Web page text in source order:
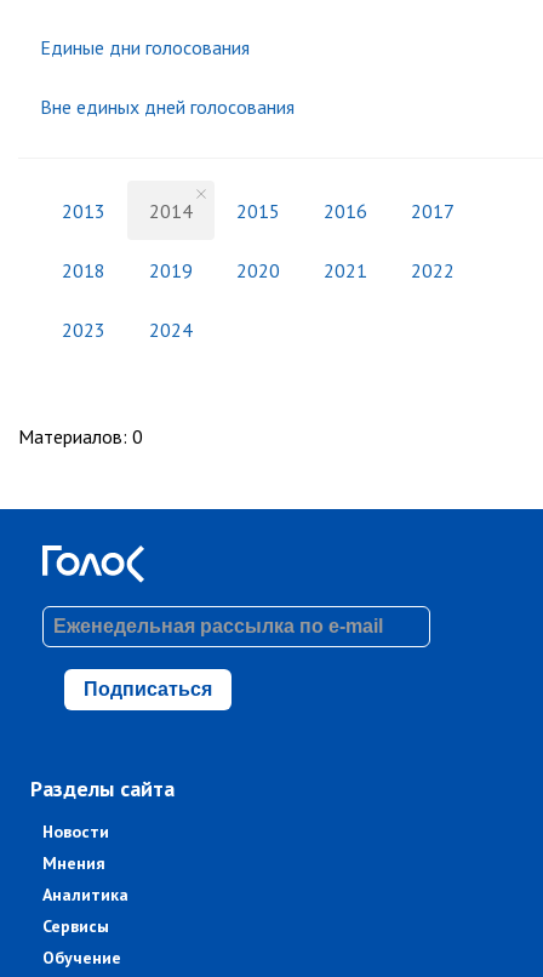
Единые дни голосования
Вне единых дней голосования
2013 2014 2015 2016 2017
2018 2019 2020 2021 2022
2023 2024
Материалов: 0
Подписаться
Разделы сайта
Новости
Мнения
Аналитика
Сервисы
Обучение